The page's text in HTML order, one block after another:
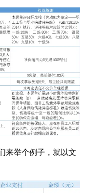
来举个例子，就以文